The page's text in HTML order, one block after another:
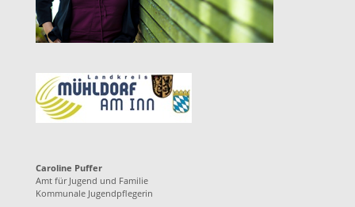
Caroline Puffer
Amt für Jugend und Familie
Kommunale Jugendpflegerin